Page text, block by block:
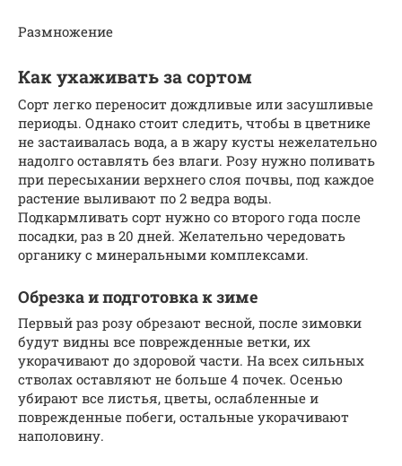
Размножение
Как ухаживать за сортом
Сорт легко переносит дождливые или засушливые
периоды. Однако стоит следить, чтобы в цветнике
не застаивалась вода, а в жару кусты нежелательно
надолго оставлять без влаги. Розу нужно поливать
при пересыхании верхнего слоя почвы, под каждое
растение выливают по 2 ведра воды.
Подкармливать сорт нужно со второго года после
посадки, раз в 20 дней. Желательно чередовать
органику с минеральными комплексами.
Обрезка и подготовка к зиме
Первый раз розу обрезают весной, после зимовки
будут видны все поврежденные ветки, их
укорачивают до здоровой части. На всех сильных
стволах оставляют не больше 4 почек. Осенью
убирают все листья, цветы, ослабленные и
поврежденные побеги, остальные укорачивают
наполовину.